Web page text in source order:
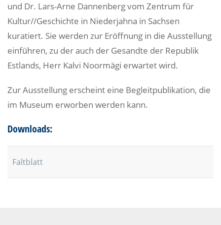
und Dr. Lars-Arne Dannenberg vom Zentrum für
Kultur//Geschichte in Niederjahna in Sachsen
kuratiert. Sie werden zur Eröffnung in die Ausstellung
einführen, zu der auch der Gesandte der Republik
Estlands, Herr Kalvi Noormägi erwartet wird.
Zur Ausstellung erscheint eine Begleitpublikation, die
im Museum erworben werden kann.
Downloads:
Faltblatt